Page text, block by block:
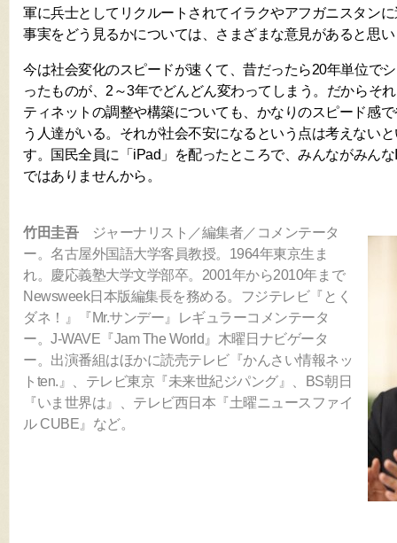
軍に兵士としてリクルートされてイラクやアフガニスタン
事実をどう見るかについては、さまざまな意見があると思
今は社会変化のスピードが速くて、昔だったら20年単位で
ったものが、2～3年でどんどん変わってしまう。だからそ
ティネットの調整や構築についても、かなりのスピード感
う人達がいる。それが社会不安になるという点は考えない
す。国民全員に「iPad」を配ったところで、みんながみん
ではありませんから。
竹田圭吾
ジャーナリスト／編集者／コメンテータ
ー。名古屋外国語大学客員教授。1964年東京生ま
れ。慶応義塾大学文学部卒。2001年から2010年まで
Newsweek日本版編集長を務める。フジテレビ『とく
ダネ！』『Mr.サンデー』レギュラーコメンテータ
ー。J-WAVE『Jam The World』木曜日ナビゲータ
ー。出演番組はほかに読売テレビ『かんさい情報ネッ
トten.』、テレビ東京『未来世紀ジパング』、BS朝日
『いま世界は』、テレビ西日本『土曜ニュースファイ
ル CUBE』など。